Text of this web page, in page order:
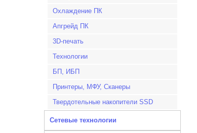
Охлаждение ПК
Апгрейд ПК
3D-печать
Технологии
БП, ИБП
Принтеры, МФУ, Сканеры
Твердотельные накопители SSD
Сетевые технологии